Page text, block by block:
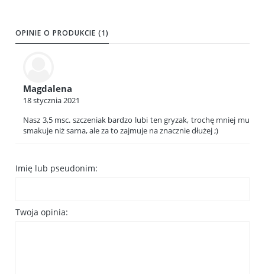
OPINIE O PRODUKCIE (1)
Magdalena
18 stycznia 2021
Nasz 3,5 msc. szczeniak bardzo lubi ten gryzak, trochę mniej mu
smakuje niż sarna, ale za to zajmuje na znacznie dłużej ;)
Imię lub pseudonim:
Twoja opinia: